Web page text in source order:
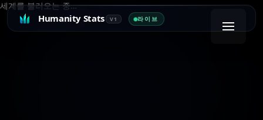
Humanity Stats V1 라이브
세계를 불러오는 중…